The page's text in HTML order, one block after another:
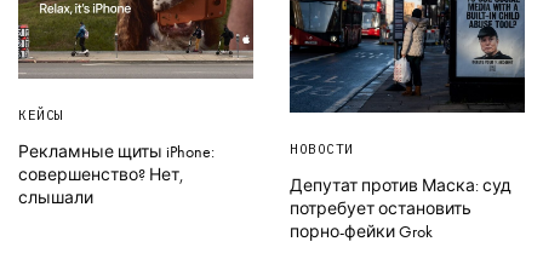
КЕЙСЫ
Рекламные щиты iPhone:
совершенство? Нет,
слышали
НОВОСТИ
Депутат против Маска: суд
потребует остановить
порно-фейки Grok